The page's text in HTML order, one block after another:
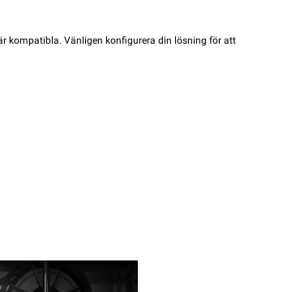
kompatibla. Vänligen konfigurera din lösning för att